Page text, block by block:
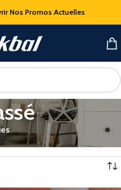
Nos Promos Actuelles
2 résultats affichés